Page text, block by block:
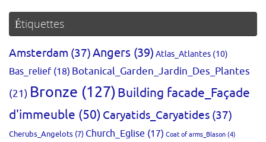
Étiquettes
Amsterdam (37)Angers (39) Atlas_Atlantes (10)
Bas_relief(18) Botanical_Garden_Jardin_Des_Plantes
(21) Bronze (127)Building facade_Façade
d'immeuble (50) Caryatids_Caryatides (37)
Cherubs_Angelots (7) Church_Eglise (17) Coat of arms_Blason (4)